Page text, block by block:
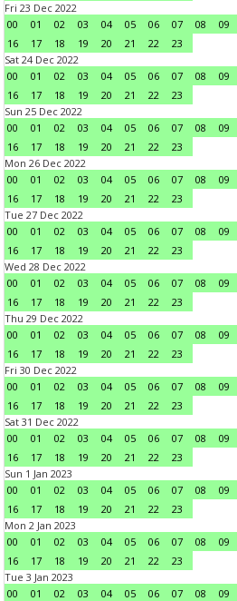
Fri 23 Dec 2022
00
01 02 03 04 05 06 07 08 09
16
17 18 19 20 21 22
23
Sat 24 Dec 2022
00
01 02 03 04 05 06 07 08 09
16
17 18 19 20 21 22
23
Sun 25 Dec 2022
00
01 02 03 04 05 06 07 08 09
16
17 18 19 20 21 22
23
Mon 26 Dec 2022
00
01 02 03 04 05 06 07 08 09
16
17 18 19 20 21 22
23
Tue 27 Dec 2022
00
01 02 03 04 05 06 07 08 09
16
17 18 19 20 21 22
23
Wed 28 Dec 2022
00
01 02 03 04 05 06 07 08 09
16
17 18 19 20 21 22
23
Thu 29 Dec 2022
00
01 02 03 04 05 06 07 08 09
16
17 18 19 20 21 22
23
Fri 30 Dec 2022
00
01 02 03 04 05 06 07 08 09
16
17 18 19 20 21 22
23
Sat 31 Dec 2022
00
01 02 03 04 05 06 07 08 09
16
17 18 19 20 21 22
23
Sun 1 Jan 2023
00
01 02 03 04 05 06 07 08 09
16
17 18 19 20 21 22
23
Mon 2 Jan 2023
00
01 02 03 04 05 06 07 08 09
16
17 18 19 20 21 22
23
Tue 3 Jan 2023
00
01 02 03 04 05 06 07 08 09